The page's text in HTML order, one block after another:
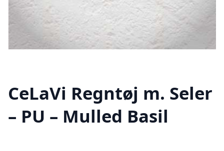
CeLaVi Regntøj m. Seler
– PU – Mulled Basil